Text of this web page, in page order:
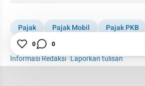
Pajak Pajak Mobil Pajak PKB
Otomotif
Informasi Redaksi·Laporkan tulisan
0 0